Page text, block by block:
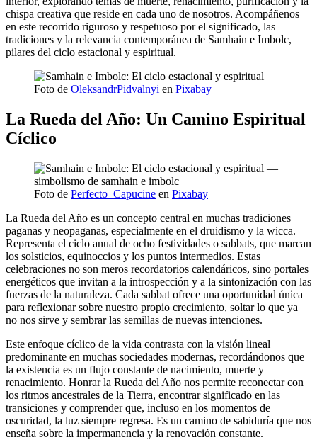
chispa creativa que reside en cada uno de nosotros. Acompáñenos
en este recorrido riguroso y respetuoso por el significado, las
tradiciones y la relevancia contemporánea de Samhain e Imbolc,
pilares del ciclo estacional y espiritual.
Foto de OleksandrPidvalnyi en Pixabay
La Rueda del Año: Un Camino Espiritual
Cíclico
Foto de Perfecto_Capucine en Pixabay
La Rueda del Año es un concepto central en muchas tradiciones
paganas y neopaganas, especialmente en el druidismo y la wicca.
Representa el ciclo anual de ocho festividades o sabbats, que marcan
los solsticios, equinoccios y los puntos intermedios. Estas
celebraciones no son meros recordatorios calendáricos, sino portales
energéticos que invitan a la introspección y a la sintonización con las
fuerzas de la naturaleza. Cada sabbat ofrece una oportunidad única
para reflexionar sobre nuestro propio crecimiento, soltar lo que ya
no nos sirve y sembrar las semillas de nuevas intenciones.
Este enfoque cíclico de la vida contrasta con la visión lineal
predominante en muchas sociedades modernas, recordándonos que
la existencia es un flujo constante de nacimiento, muerte y
renacimiento. Honrar la Rueda del Año nos permite reconectar con
los ritmos ancestrales de la Tierra, encontrar significado en las
transiciones y comprender que, incluso en los momentos de
oscuridad, la luz siempre regresa. Es un camino de sabiduría que nos
enseña sobre la impermanencia y la renovación constante.